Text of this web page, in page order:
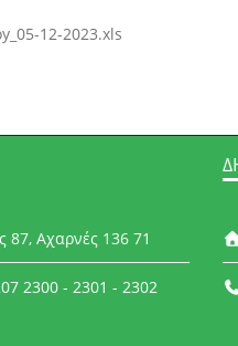
12-2023.xls
87, Αχαρνές 136 71
2300 - 2301 - 2302